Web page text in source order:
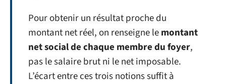
Pour obtenir un résultat proche du
montant net réel, on renseigne lemontant
net social de chaque membre du foyer,
pas le salaire brut ni le net imposable.
L’écart entre ces trois notions suffit à